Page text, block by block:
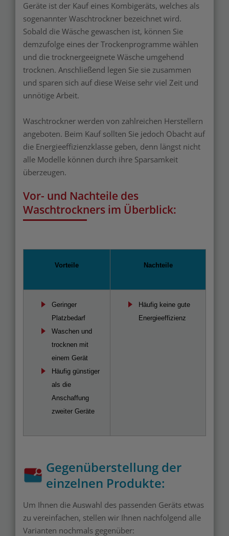
Geräte ist der Kauf eines Kombigeräts, welches als
sogenannter Waschtrockner bezeichnet wird.
Sobald die Wäsche gewaschen ist, können Sie
demzufolge eines der Trockenprogramme wählen
und die trocknergeeignete Wäsche umgehend
trocknen. Anschließend legen Sie sie zusammen
und sparen sich auf diese Weise sehr viel Zeit und
unnötige Arbeit.
Waschtrockner werden von zahlreichen Herstellern
angeboten. Beim Kauf sollten Sie jedoch Obacht auf
die Energieeffizienzklasse geben, denn längst nicht
alle Modelle können durch ihre Sparsamkeit
überzeugen.
Vor- und Nachteile des
Waschtrockners im Überblick:
Vorteile Nachteile
Geringer
Platzbedarf
Waschen und
trocknen mit
einem Gerät
Häufig günstiger
als die
Anschaffung
zweiter Geräte
Häufig keine gute
Energieeffizienz
Gegenüberstellung der
einzelnen Produkte:
Um Ihnen die Auswahl des passenden Geräts etwas
zu vereinfachen, stellen wir Ihnen nachfolgend alle
Varianten nochmals gegenüber: